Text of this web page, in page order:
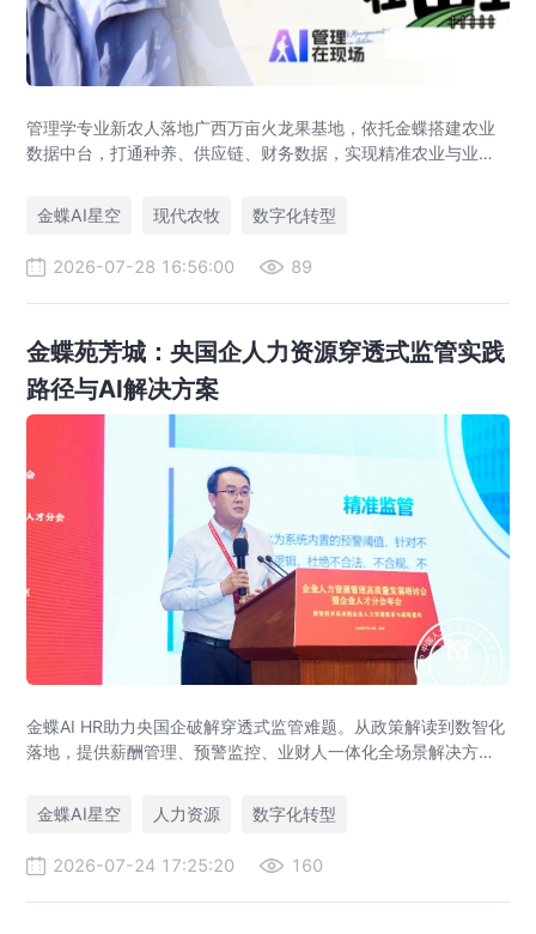
管理学专业新农人落地广西万亩火龙果基地，依托金蝶搭建农业
数据中台，打通种养、供应链、财务数据，实现精准农业与业财
金蝶AI星空
现代农牧 数字化转型
2026-07-28 16:56:00 89
金蝶苑芳城：央国企人力资源穿透式监管实践
路径与AI解决方案
金蝶AI HR助力央国企破解穿透式监管难题。从政策解读到数智化
落地，提供薪酬管理、预警监控、业财人一体化全场景解决方
金蝶AI星空
人力资源 数字化转型
2026-07-24 17:25:20 160